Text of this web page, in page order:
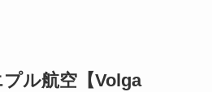
ル航空【Volga